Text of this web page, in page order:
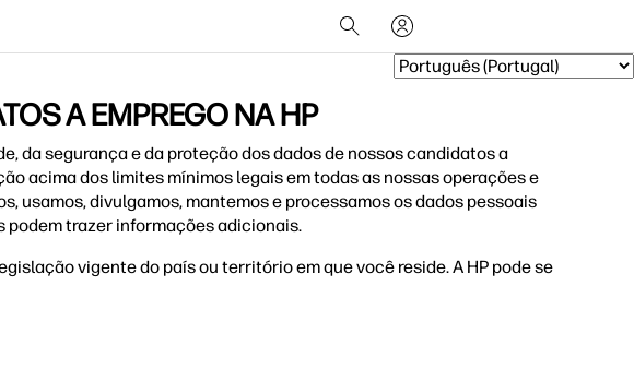
A EMPREGO NA HP
da segurança e da proteção dos dados de nossos candidatos a
acima dos limites mínimos legais em todas as nossas operações e
divulgamos, mantemos e processamos os dados pessoais
podem trazer informações adicionais.
vigente do país ou território em que você reside. A HP pode se